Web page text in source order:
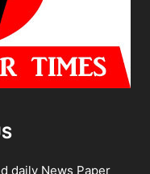
daily News Paper